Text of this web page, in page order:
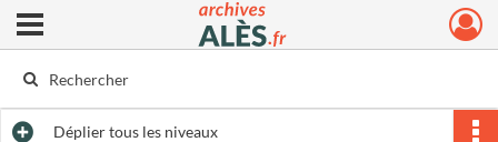
Archives municipales d'Alès
Ouvrir le menu déroulant
Dépliertous les niveaux